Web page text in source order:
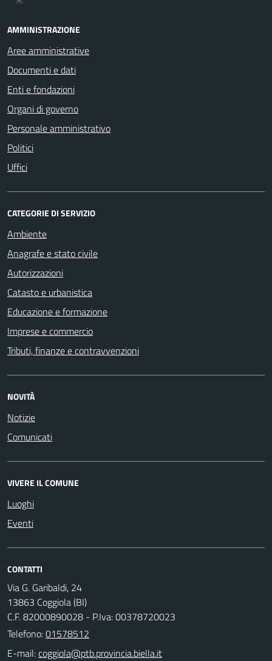
AMMINISTRAZIONE
Aree amministrative
Documenti e dati
Enti e fondazioni
Organi di governo
Personale amministrativo
Politici
Uffici
CATEGORIE DI SERVIZIO
Ambiente
Anagrafe e stato civile
Autorizzazioni
Catasto e urbanistica
Educazione e formazione
Imprese e commercio
Tributi, finanze e contravvenzioni
NOVITÀ
Notizie
Comunicati
VIVERE IL COMUNE
Luoghi
Eventi
CONTATTI
Via G. Garibaldi, 24
13863 Coggiola (BI)
C.F. 82000890028 - P.Iva: 00378720023
Telefono:01578512
E-mail: